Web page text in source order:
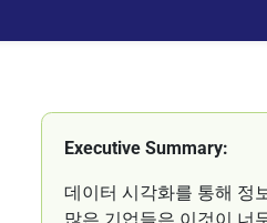
Executive Summary:
데이터 시각화를 통해 정